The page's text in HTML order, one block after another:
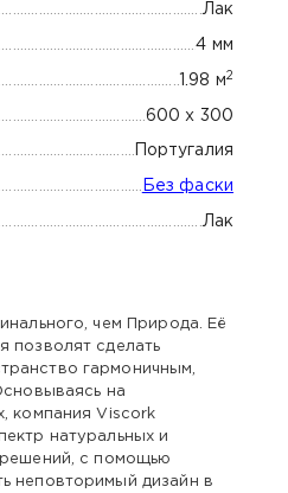
Лак
4 мм
1.98 м2
600 x 300
Португалия
Без фаски
Лак
чем Природа. Её
позволят сделать
гармоничным,
на
компания Viscork
натуральных и
решений, с помощью
неповторимый дизайн в